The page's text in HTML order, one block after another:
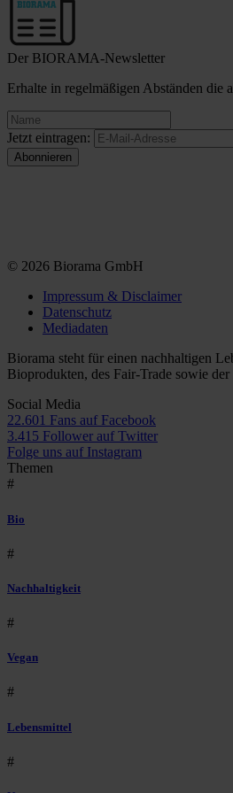
Der BIORAMA-Newsletter
Erhalte in regelmäßigen Abständen
Jetzt eintragen:
© 2026 Biorama GmbH
Impressum & Disclaimer
Datenschutz
Mediadaten
Biorama steht für einen nachhaltigen
Bioprodukten, des Fair-Trade sowie
Social Media
22.601 Fans auf Facebook
3.415 Follower auf Twitter
Folge uns auf Instagram
Themen
#
Bio
#
Nachhaltigkeit
#
Vegan
#
Lebensmittel
#